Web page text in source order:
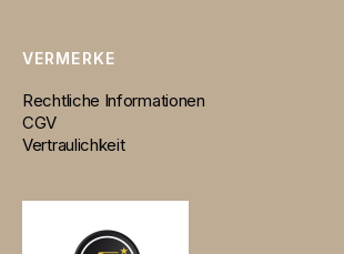
VERMERKE
Rechtliche Informationen
CGV
Vertraulichkeit